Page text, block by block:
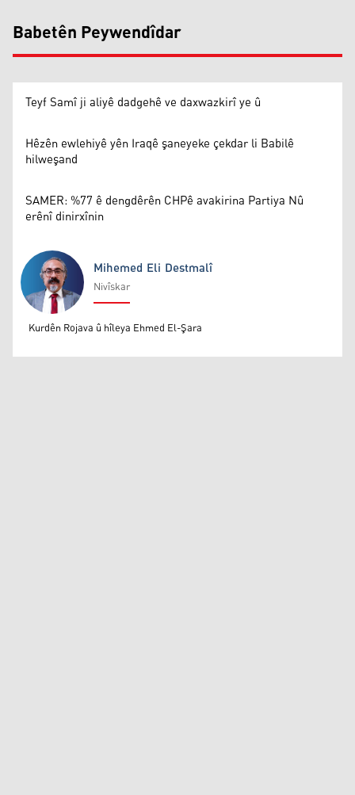
Babetên Peywendîdar
Teyf Samî ji aliyê dadgehê ve daxwazkirî ye û
Hêzên ewlehiyê yên Iraqê şaneyeke çekdar li Babilê
hilweşand
SAMER: %77 ê dengdêrên CHPê avakirina Partiya Nû
erênî dinirxînin
Mihemed Eli Destmalî
Mihemed Eli Destmalî
Nivîskar
Kurdên Rojava û hîleya Ehmed El-Şara